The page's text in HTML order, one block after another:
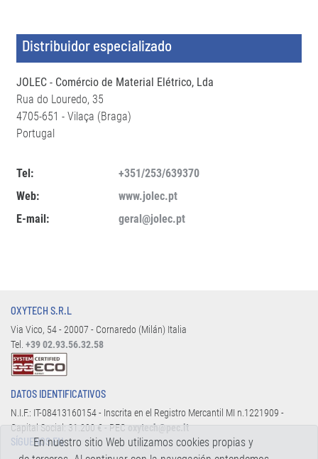
Distribuidor especializado
JOLEC - Comércio de Material Elétrico, Lda
Rua do Louredo, 35
4705-651 - Vilaça (Braga)
Portugal
Tel:
+351/253/639370
Web:
www.jolec.pt
E-mail:
geral@jolec.pt
OXYTECH S.R.L
Via Vico, 54 - 20007 - Cornaredo (Milán) Italia
Tel. +39 02.93.56.32.58
DATOS IDENTIFICATIVOS
N.I.F.: IT-08413160154 - Inscrita en el Registro Mercantil MI n.1221909 -
Capital Social: 31.200 € - PECoxytech@pec.it
SÍGUENOS EN:
En nuestro sitio Web utilizamos cookies propias y